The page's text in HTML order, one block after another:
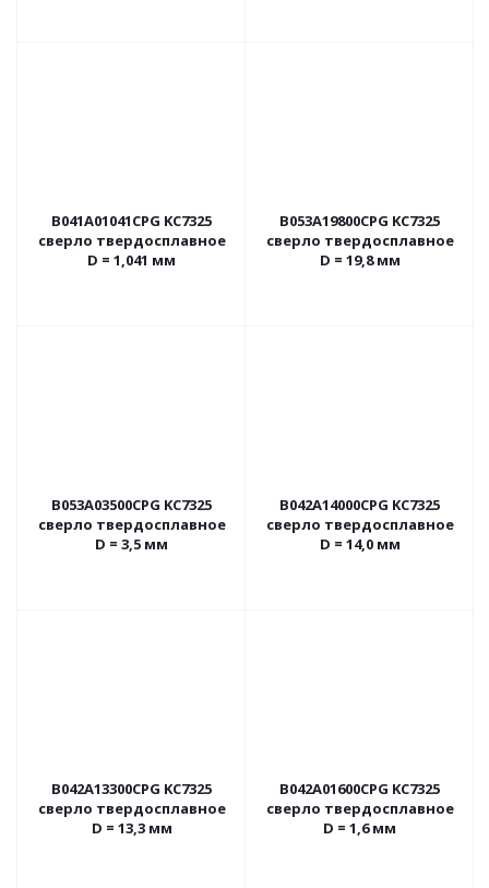
B041A01041CPG KC7325
сверло твердосплавное
D = 1,041 мм
B053A19800CPG KC7325
сверло твердосплавное
D = 19,8 мм
B053A03500CPG KC7325
сверло твердосплавное
D = 3,5 мм
B042A14000CPG KC7325
сверло твердосплавное
D = 14,0 мм
B042A13300CPG KC7325
сверло твердосплавное
D = 13,3 мм
B042A01600CPG KC7325
сверло твердосплавное
D = 1,6 мм